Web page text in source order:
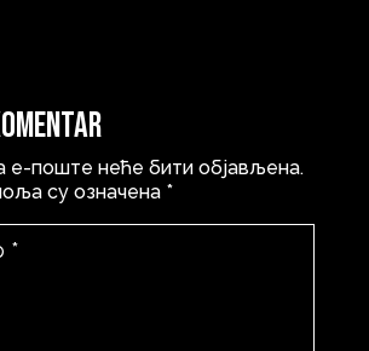
е-поште неће бити објављена.
су означена *